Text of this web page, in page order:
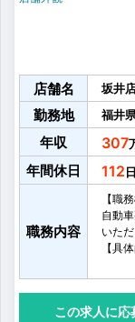
店舗名 坂井
勤務地 福井
年収 307
年間休日 112
職務内容
【職
自動
いただ
【具
・点
・故
・消応